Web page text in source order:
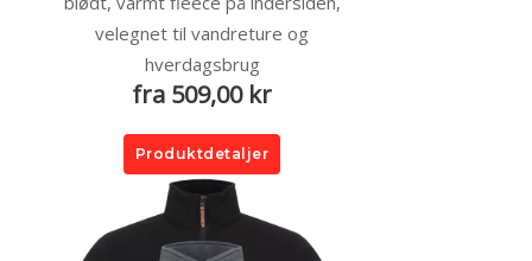
velegnet til vandreture og
hverdagsbrug
fra 509,00 kr
Produktdetaljer